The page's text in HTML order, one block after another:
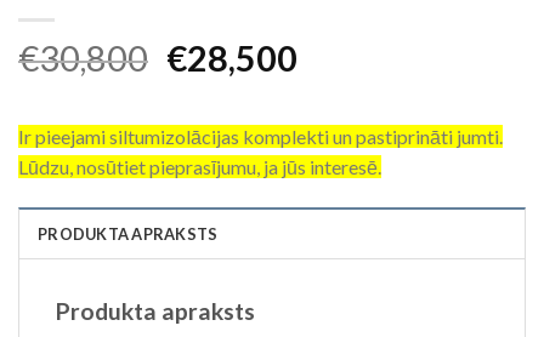
€30,800 Original
was:
€30,800.
€28,500Current
is:
€28,500.
Ir pieejami siltumizolācijas komplekti un pastiprināti jumti.
Lūdzu, nosūtiet pieprasījumu, ja jūs interesē.
PRODUKTA APRAKSTS
Produkta apraksts